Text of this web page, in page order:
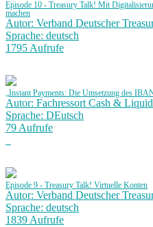
Episode 10 - Treasury Talk! Mit
machen
Autor: Verband Deutscher
Sprache: deutsch
1795 Aufrufe
„Instant Payments: Die Umsetzung des
Autor: Fachressort Cash &
Sprache: DEutsch
79 Aufrufe
Episode 9 - Treasury Talk! Virtuelle Konten
Autor: Verband Deutscher
Sprache: deutsch
1839 Aufrufe